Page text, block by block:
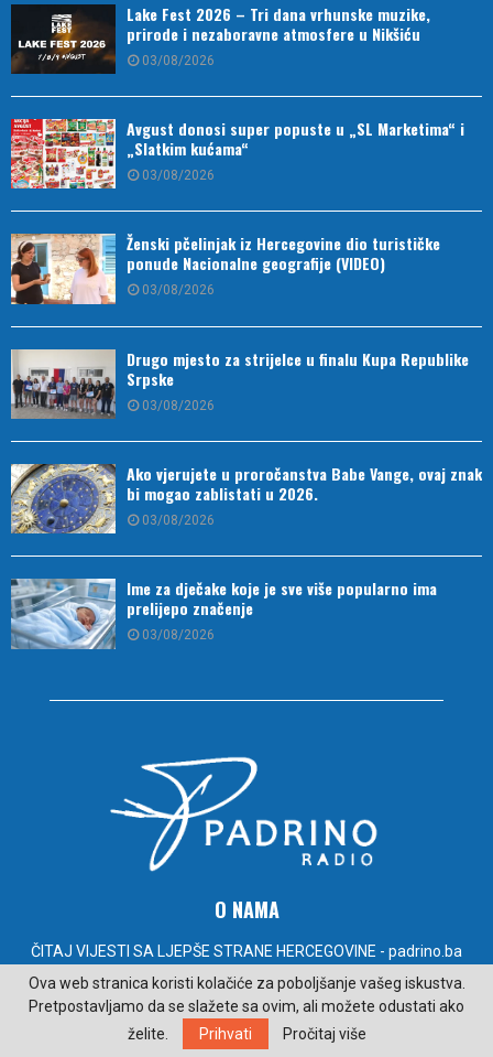
Lake Fest 2026 – Tri dana vrhunske muzike,
prirode i nezaboravne atmosfere u Nikšiću
03/08/2026
Avgust donosi super popuste u „SL Marketima“ i
„Slatkim kućama“
03/08/2026
Ženski pčelinjak iz Hercegovine dio turističke
ponude Nacionalne geografije (VIDEO)
03/08/2026
Drugo mjesto za strijelce u finalu Kupa Republike
Srpske
03/08/2026
Ako vjerujete u proročanstva Babe Vange, ovaj znak
bi mogao zablistati u 2026.
03/08/2026
Ime za dječake koje je sve više popularno ima
prelijepo značenje
03/08/2026
O NAMA
ČITAJ VIJESTI SA LJEPŠE STRANE HERCEGOVINE - padrino.ba
Kontakt:radiopadrino@gmail.com
Ova web stranica koristi kolačiće za poboljšanje vašeg iskustva.
Pretpostavljamo da se slažete sa ovim, ali možete odustati ako
želite.
Prihvati Pročitaj više